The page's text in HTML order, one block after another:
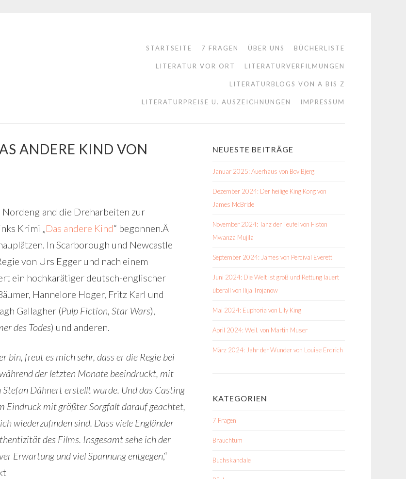
STARTSEITE 7 FRAGEN ÜBER UNS BÜCHERLISTE
LITERATUR VOR ORT LITERATURVERFILMUNGEN
LITERATURBLOGS VON A BIS Z
LITERATURPREISE U. AUSZEICHNUNGEN IMPRESSUM
ANDERE KIND VON
die Dreharbeiten zur
Krimi „Das andere Kind“ begonnen.Â
In Scarborough und Newcastle
von Urs Egger und nach einem
ein hochkarätiger deutsch-englischer
Hannelore Hoger, Fritz Karl und
Gallagher (Pulp Fiction, Star Wars),
des Todes) und anderen.
bin, freut es mich sehr, dass er die Regie bei
der letzten Monate beeindruckt, mit
Dähnert erstellt wurde. Und das Casting
Eindruck mit größter Sorgfalt darauf geachtet,
wiederzufinden sind. Dass viele Engländer
des Films. Insgesamt sehe ich der
Erwartung und viel Spannung entgegen,“
NEUESTE BEITRÄGE
Januar 2025: Auerhaus von Bov Bjerg
Dezember 2024: Der heilige King Kong von
James McBride
November 2024: Tanz der Teufel von Fiston
Mwanza Mujila
September 2024: James von Percival Everett
Juni 2024: Die Welt ist groß und Rettung lauert
überall von Ilija Trojanow
Mai 2024: Euphoria von Lily King
April 2024: Weil. von Martin Muser
März 2024: Jahr der Wunder von Louise Erdrich
KATEGORIEN
7 Fragen
Brauchtum
Buchskandale